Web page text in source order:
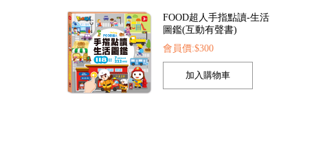
會員價:$300